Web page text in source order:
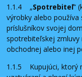
1.1.4 „Spotrebiteľ“
výrobky alebo
príslušníkov svojej
spotrebiteľskej
obchodnej alebo inej
1.1.5 Kupujúci, ktorý